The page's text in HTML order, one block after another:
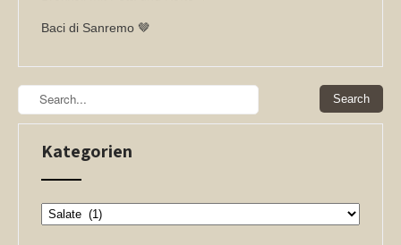
Baci di Sanremo 🤎
Kategorien
Kategorien